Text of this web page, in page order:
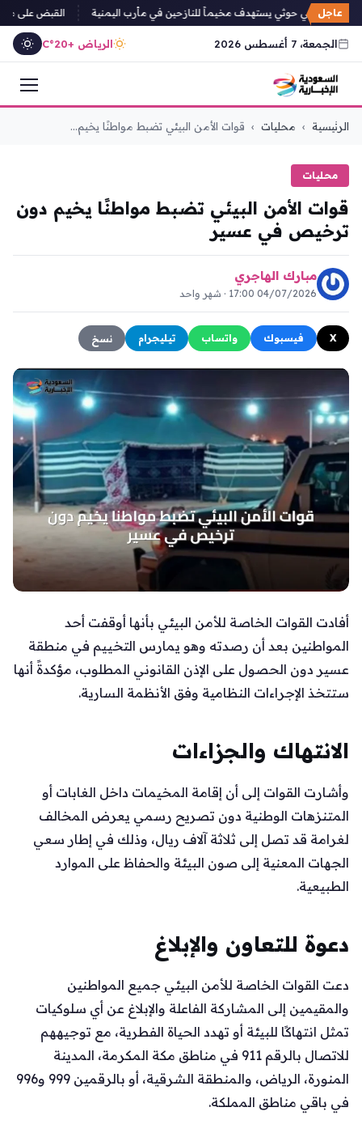
عاجل
صاروخي حوثي يستهدف مخيماً للنازحين في مأرب اليمنية القبض على مخالفين من
الجمعة، 7 أغسطس 2026 الرياض +20°C
التجاوز
الرئيسية › محليات › قوات الأمن البيئي تضبط مواطنًا يخيم...
محليات
قوات الأمن البيئي تضبط مواطنًا يخيم دون
ترخيص في عسير
مبارك الهاجري
04/07/2026 17:00 · شهر واحد
X فيسبوك واتساب تيليجرام نسخ
أفادت القوات الخاصة للأمن البيئي بأنها أوقفت أحد
المواطنين بعد أن رصدته وهو يمارس التخييم في منطقة
عسير دون الحصول على الإذن القانوني المطلوب، مؤكدةً أنها
ستتخذ الإجراءات النظامية وفق الأنظمة السارية.
الانتهاك والجزاءات
وأشارت القوات إلى أن إقامة المخيمات داخل الغابات أو
المتنزهات الوطنية دون تصريح رسمي يعرض المخالف
لغرامة قد تصل إلى ثلاثة آلاف ريال، وذلك في إطار سعي
الجهات المعنية إلى صون البيئة والحفاظ على الموارد
الطبيعية.
دعوة للتعاون والإبلاغ
دعت القوات الخاصة للأمن البيئي جميع المواطنين
والمقيمين إلى المشاركة الفاعلة والإبلاغ عن أي سلوكيات
تمثل انتهاكًا للبيئة أو تهدد الحياة الفطرية، مع توجيههم
للاتصال بالرقم 911 في مناطق مكة المكرمة، المدينة
المنورة، الرياض، والمنطقة الشرقية، أو بالرقمين 999 و996
في باقي مناطق المملكة.